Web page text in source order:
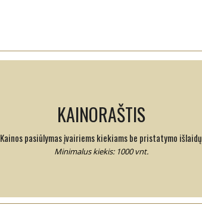
KAINORAŠTIS
Kainos pasiūlymas įvairiems kiekiams be pristatymo išlaidų
Minimalus kiekis: 1000 vnt.